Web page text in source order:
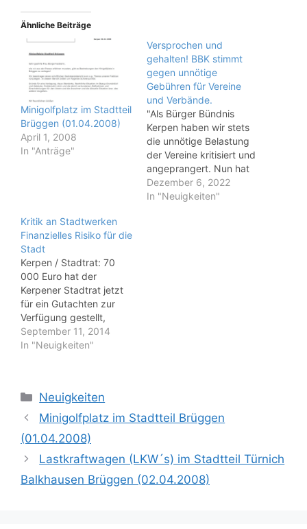
Ähnliche Beiträge
Minigolfplatz im Stadtteil
Brüggen (01.04.2008)
April 1, 2008
In "Anträge"
Versprochen und
gehalten! BBK stimmt
gegen unnötige
Gebühren für Vereine
und Verbände.
"Als Bürger Bündnis
Kerpen haben wir stets
die unnötige Belastung
der Vereine kritisiert und
angeprangert. Nun hat
die Verwaltung wieder
eine Erhöhung der
Dezember 6, 2022
In "Neuigkeiten"
Kritik an Stadtwerken
Finanzielles Risiko für die
Stadt
Kerpen / Stadtrat: 70
000 Euro hat der
Kerpener Stadtrat jetzt
für ein Gutachten zur
Verfügung gestellt,
welches die
„Machbarkeit der
Lediglich die
Stadtverordneten David
Held
(BBK/Piraten) und Brank
o Appelmann
(SPD) stimmten gegen
den Antrag.
September 11, 2014
In "Neuigkeiten"
Kategorien
Neuigkeiten
Minigolfplatz im Stadtteil Brüggen
(01.04.2008)
Lastkraftwagen (LKW´s) im Stadtteil Türnich
Balkhausen Brüggen (02.04.2008)